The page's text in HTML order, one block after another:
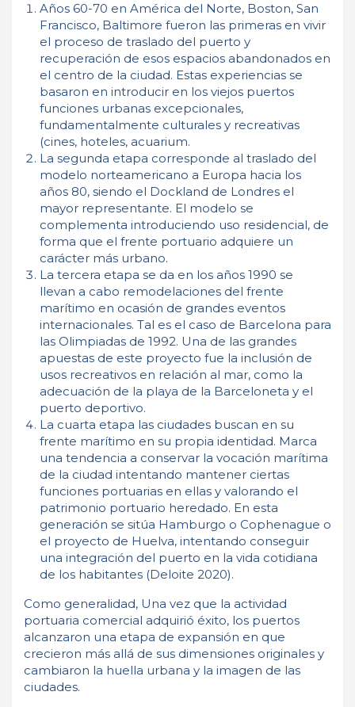
Años 60-70 en América del Norte, Boston, San
Francisco, Baltimore fueron las primeras en vivir
el proceso de traslado del puerto y
recuperación de esos espacios abandonados en
el centro de la ciudad. Estas experiencias se
basaron en introducir en los viejos puertos
funciones urbanas excepcionales,
fundamentalmente culturales y recreativas
(cines, hoteles, acuarium.
La segunda etapa corresponde al traslado del
modelo norteamericano a Europa hacia los
años 80, siendo el Dockland de Londres el
mayor representante. El modelo se
complementa introduciendo uso residencial, de
forma que el frente portuario adquiere un
carácter más urbano.
La tercera etapa se da en los años 1990 se
llevan a cabo remodelaciones del frente
marítimo en ocasión de grandes eventos
internacionales. Tal es el caso de Barcelona para
las Olimpiadas de 1992. Una de las grandes
apuestas de este proyecto fue la inclusión de
usos recreativos en relación al mar, como la
adecuación de la playa de la Barceloneta y el
puerto deportivo.
La cuarta etapa las ciudades buscan en su
frente marítimo en su propia identidad. Marca
una tendencia a conservar la vocación marítima
de la ciudad intentando mantener ciertas
funciones portuarias en ellas y valorando el
patrimonio portuario heredado. En esta
generación se sitúa Hamburgo o Cophenague o
el proyecto de Huelva, intentando conseguir
una integración del puerto en la vida cotidiana
de los habitantes (Deloite 2020).
Como generalidad, Una vez que la actividad
portuaria comercial adquirió éxito, los puertos
alcanzaron una etapa de expansión en que
crecieron más allá de sus dimensiones originales y
cambiaron la huella urbana y la imagen de las
ciudades.